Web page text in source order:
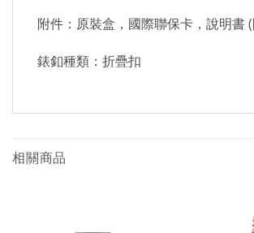
附件：原裝盒，國際聯保卡，說明書
錶釦種類：折疊扣
相關商品